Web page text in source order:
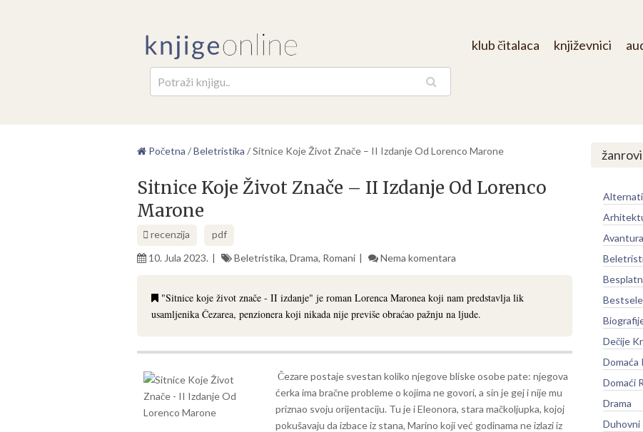
klub čitalaca književnici
Početna /Beletristika /Sitnice Koje Život Znače – II Izdanje Od Lorenco Marone
Sitnice Koje Život Znače – II Izdanje Od Lorenco
Marone
recenzija
pdf
10. Jula 2023.
Beletristika, Drama, Romani Nema komentara
"Sitnice koje život znače - II izdanje" je roman Lorenca Maronea koji nam predstavlja lik
usamljenika Čezarea, penzionera koji nikada nije previše obraćao pažnju na ljude.
Čezare postaje svestan koliko njegove bliske osobe pate: njegova
ćerka ima bračne probleme o kojima ne govori, a sin je gej i nije mu
priznao svoju orijentaciju. Tu je i Eleonora, stara mačkoljupka, kojoj
pokušavaju da izbace iz stana, Marino koji već godinama ne izlazi iz
žanrovi
Avantura
Dečije
Domaća
Domaći
Drama
Duhovni